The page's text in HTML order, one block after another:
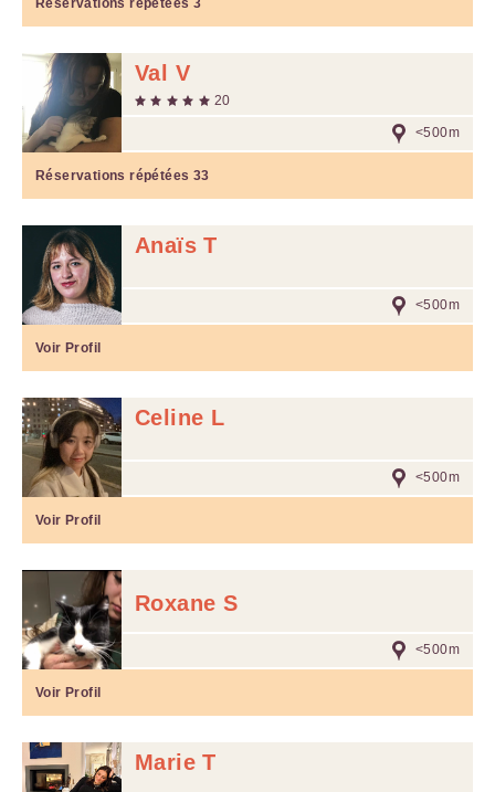
Réservations répétées 3
Val V
20
<500m
Réservations répétées 33
Anaïs T
<500m
Voir Profil
Celine L
<500m
Voir Profil
Roxane S
<500m
Voir Profil
Marie T